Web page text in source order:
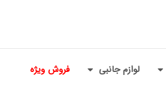
لوازم جانبی فروش ویژه